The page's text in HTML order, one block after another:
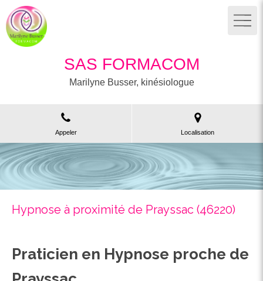
SAS FORMACOM
Marilyne Busser, kinésiologue
Appeler Localisation
Hypnose à proximité de Prayssac (46220)
Praticien en Hypnose proche de